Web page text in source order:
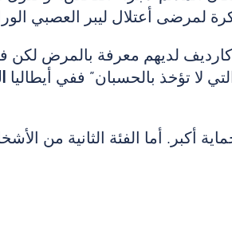
لمرضى أعتلال ليبر العصبي
لديهم معرفة بالمرض لكن
لا تؤخذ بالحسبان” ففي أيطاليا
أكبر. أما الفئة الثانية من